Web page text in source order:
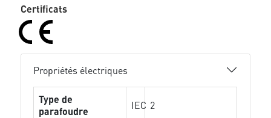
Certificats
Propriétés électriques
Type de
parafoudre
IEC 2